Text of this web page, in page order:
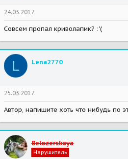
24.03.2017
Совсем пропал криволапик? :'(
L Lena2770
25.03.2017
Автор, напишите хоть что нибудь по
Belozerskaya
Нарушитель